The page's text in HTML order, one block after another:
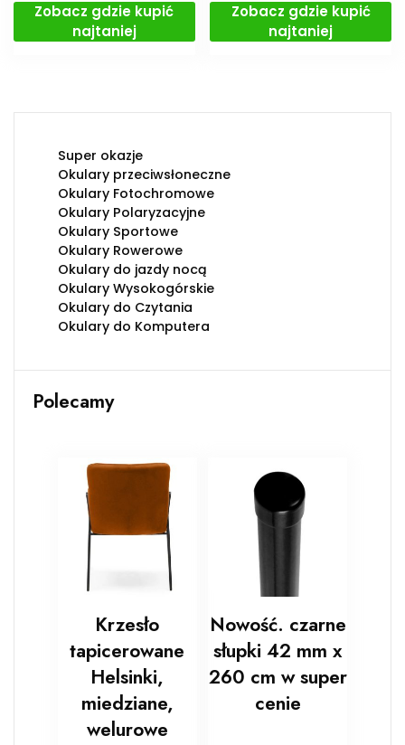
Zobacz gdzie kupić
najtaniej
Zobacz gdzie kupić
najtaniej
Super okazje
Okulary przeciwsłoneczne
Okulary Fotochromowe
Okulary Polaryzacyjne
Okulary Sportowe
Okulary Rowerowe
Okulary do jazdy nocą
Okulary Wysokogórskie
Okulary do Czytania
Okulary do Komputera
Polecamy
Krzesło
tapicerowane
Helsinki,
miedziane,
welurowe
Nowość. czarne
słupki 42 mm x
260 cm w super
cenie